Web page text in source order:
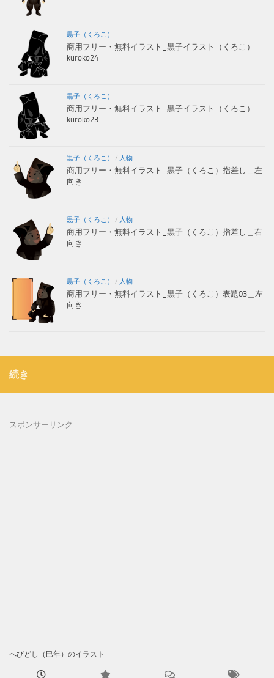
黒子（くろこ）
商用フリー・無料イラスト_黒子イラスト（くろこ）
kuroko24
黒子（くろこ）
商用フリー・無料イラスト_黒子イラスト（くろこ）
kuroko23
黒子（くろこ） / 人物
商用フリー・無料イラスト_黒子（くろこ）指差し＿左
向き
黒子（くろこ） / 人物
商用フリー・無料イラスト_黒子（くろこ）指差し＿右
向き
黒子（くろこ） / 人物
商用フリー・無料イラスト_黒子（くろこ）表題03＿左
向き
続き
スポンサーリンク
へびどし（巳年）のイラスト